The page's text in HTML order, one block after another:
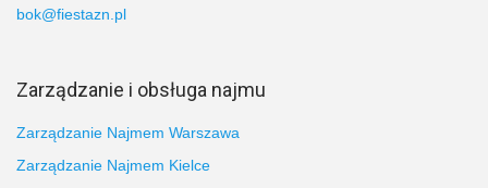
bok@fiestazn.pl
Zarządzanie i obsługa najmu
Zarządzanie Najmem Warszawa
Zarządzanie Najmem Kielce